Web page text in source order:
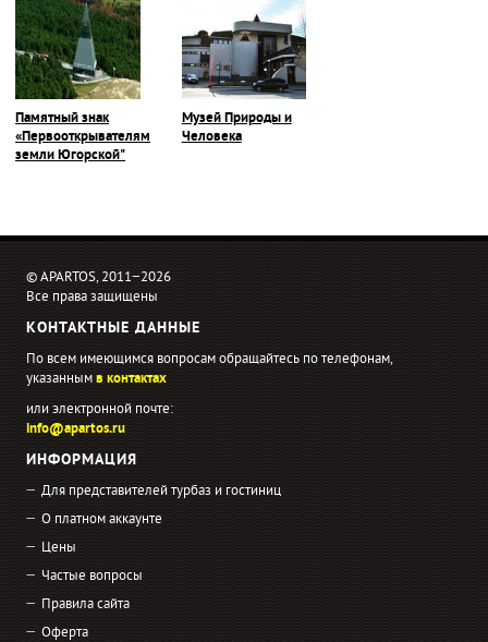
Памятный знак
«Первооткрывателям
земли Югорской"
Музей Природы и
Человека
© APARTOS, 2011−2026
Все права защищены
КОНТАКТНЫЕ ДАННЫЕ
По всем имеющимся вопросам обращайтесь по телефонам,
указаннымв контактах
или электронной почте:
info@apartos.ru
ИНФОРМАЦИЯ
Для представителей турбаз и гостиниц
О платном аккаунте
Цены
Частые вопросы
Правила сайта
Оферта